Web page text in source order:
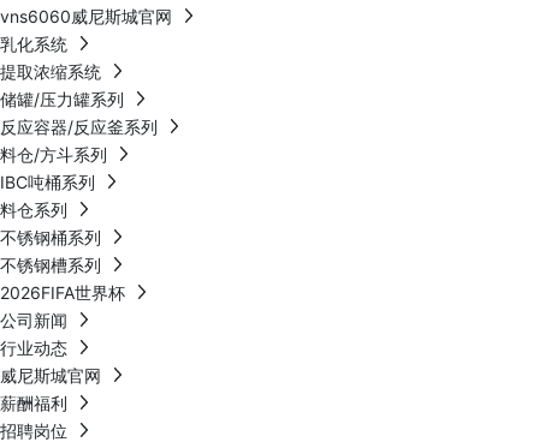
vns6060威尼斯城官网
乳化系统
提取浓缩系统
储罐/压力罐系列
反应容器/反应釜系列
料仓/方斗系列
IBC吨桶系列
料仓系列
不锈钢桶系列
不锈钢槽系列
2026FIFA世界杯
公司新闻
行业动态
威尼斯城官网
薪酬福利
招聘岗位